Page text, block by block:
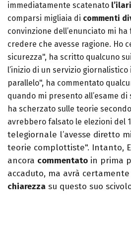
immediatamente scatenato
comparsi migliaia di commenti
convinzione dell’enunciato mi
credere che avesse ragione. Ho
sicurezza", ha scritto qualcuno
l’inizio di un servizio
parallelo", ha commentato
quando mi presento all’esame di
ha scherzato sulle teorie
avrebbero falsato le elezioni del
telegiornale l’avesse diretto
teorie complottiste". Intanto,
ancora commentato in prima
accaduto, ma avrà
chiarezza su questo suo